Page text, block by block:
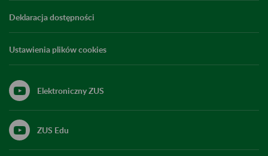
Deklaracja dostępności
Ustawienia plików cookies
Elektroniczny ZUS
ZUS Edu